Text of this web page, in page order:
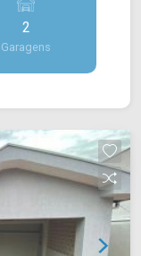
área externa
01
e 02 vagas de
a sua
(19) 3475-
2
Garagens